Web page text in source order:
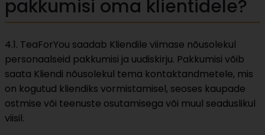
pakkumisi oma klientidele?
4.1. TeaForYou saadab Kliendile viimase nõusolekul
personaalseid pakkumisi ja uudiskirju. Pakkumisi võib
saata Kliendi nõusolekul tema kontaktandmetele, mis
on kogutud kliendiks vormistamisel, seoses kaupade
ostmise või teenuste osutamisega või muul seaduslikul
viisil.